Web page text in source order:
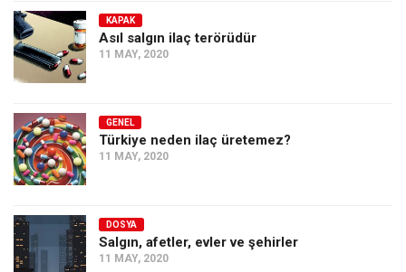
KAPAK
Asıl salgın ilaç terörüdür
11 MAY, 2020
GENEL
Türkiye neden ilaç üretemez?
11 MAY, 2020
DOSYA
Salgın, afetler, evler ve şehirler
11 MAY, 2020